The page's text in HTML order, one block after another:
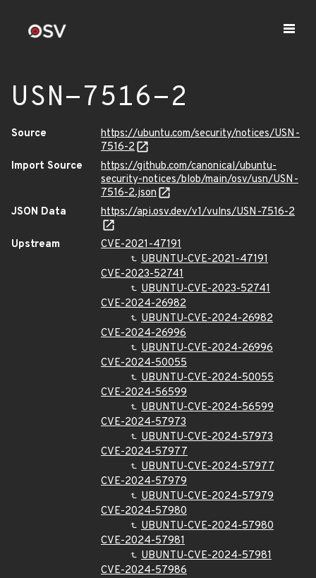
USN-7516-2
Source
https://ubuntu.com/security/notices/USN-
7516-2
Import Source
https://github.com/canonical/ubuntu-
security-notices/blob/main/osv/usn/USN-
7516-2.json
JSON Data
https://api.osv.dev/v1/vulns/USN-7516-2
Upstream
CVE-2021-47191
UBUNTU-CVE-2021-47191
CVE-2023-52741
UBUNTU-CVE-2023-52741
CVE-2024-26982
UBUNTU-CVE-2024-26982
CVE-2024-26996
UBUNTU-CVE-2024-26996
CVE-2024-50055
UBUNTU-CVE-2024-50055
CVE-2024-56599
UBUNTU-CVE-2024-56599
CVE-2024-57973
UBUNTU-CVE-2024-57973
CVE-2024-57977
UBUNTU-CVE-2024-57977
CVE-2024-57979
UBUNTU-CVE-2024-57979
CVE-2024-57980
UBUNTU-CVE-2024-57980
CVE-2024-57981
UBUNTU-CVE-2024-57981
CVE-2024-57986